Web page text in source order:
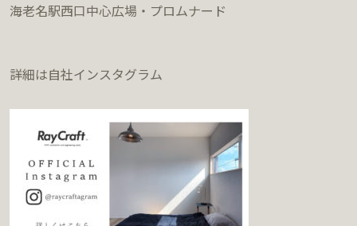
海老名駅西口中心広場・プロムナード
詳細は自社インスタグラム